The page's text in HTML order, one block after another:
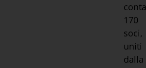
170
soci,
uniti
dalla